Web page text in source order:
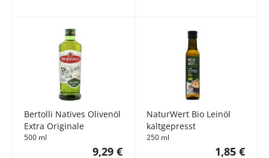
Bertolli Natives Olivenöl
Extra Originale
500 ml
9,29 €
NaturWert Bio Leinöl
kaltgepresst
250 ml
1,85 €